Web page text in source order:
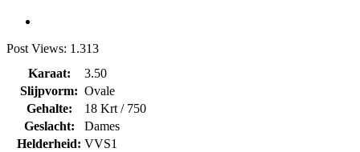
Post Views: 1.313
Karaat:
3.50
Slijpvorm: Ovale
Gehalte:
18 Krt / 750
Geslacht:
Dames
Helderheid: VVS1